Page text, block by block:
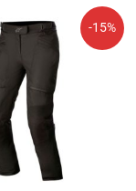
-15%
El
precio
original
era:
264,95€.
El
precio
actual
es:
225,21€.